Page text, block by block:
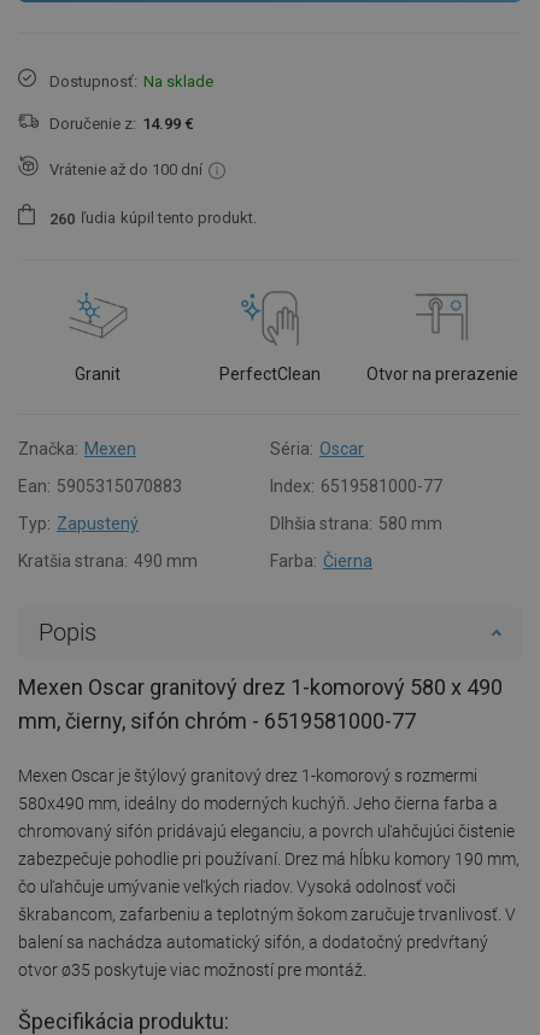
Dostupnosť: Na sklade
Doručenie z: 14.99 €
Vrátenie až do 100 dní
260 ľudia kúpil tento produkt.
Granit PerfectClean Otvor na prerazenie
Značka: Mexen Séria: Oscar
Ean: 5905315070883 Index: 6519581000-77
Typ: Zapustený Dlhšia strana: 580 mm
Kratšia strana: 490 mm Farba: Čierna
Popis
Mexen Oscar granitový drez 1-komorový 580 x 490
mm, čierny, sifón chróm - 6519581000-77
Mexen Oscar je štýlový granitový drez 1-komorový s rozmermi
580x490 mm, ideálny do moderných kuchýň. Jeho čierna farba a
chromovaný sifón pridávajú eleganciu, a povrch uľahčujúci čistenie
zabezpečuje pohodlie pri používaní. Drez má hĺbku komory 190 mm,
čo uľahčuje umývanie veľkých riadov. Vysoká odolnosť voči
škrabancom, zafarbeniu a teplotným šokom zaručuje trvanlivosť. V
balení sa nachádza automatický sifón, a dodatočný predvŕtaný
otvor ø35 poskytuje viac možností pre montáž.
Špecifikácia produktu: